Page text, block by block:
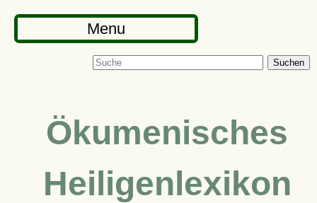
Menu
Suchen
Ökumenisches
Heiligenlexikon